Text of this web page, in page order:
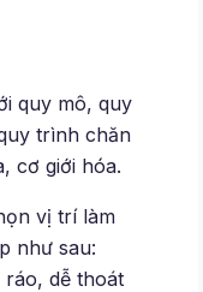
quy mô, quy
trình chăn
cơ giới hóa.
vị trí làm
như sau:
dễ thoát